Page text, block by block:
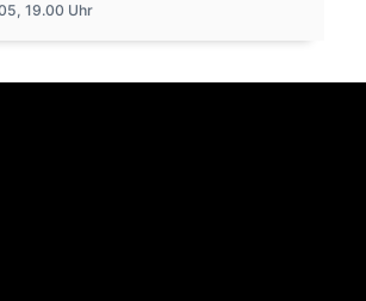
19.00 Uhr